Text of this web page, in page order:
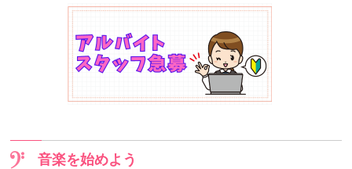
音楽を始めよう